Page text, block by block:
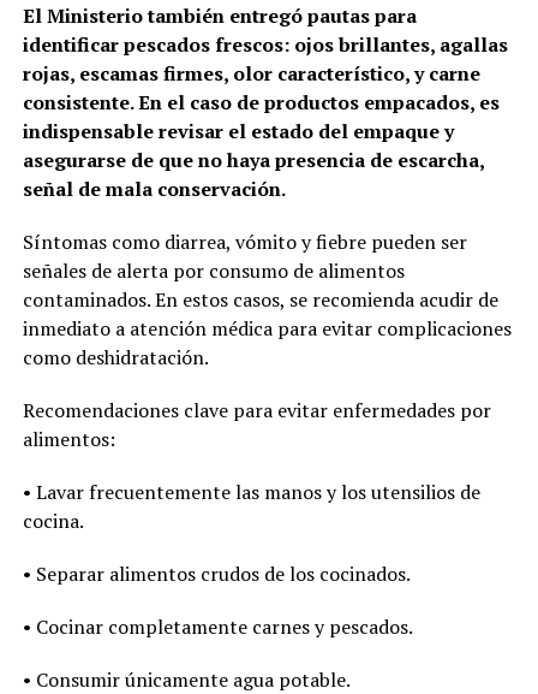
El Ministerio también entregó pautas para
identificar pescados frescos: ojos brillantes, agallas
rojas, escamas firmes, olor característico, y carne
consistente. En el caso de productos empacados, es
indispensable revisar el estado del empaque y
asegurarse de que no haya presencia de escarcha,
señal de mala conservación.
Síntomas como diarrea, vómito y fiebre pueden ser
señales de alerta por consumo de alimentos
contaminados. En estos casos, se recomienda acudir de
inmediato a atención médica para evitar complicaciones
como deshidratación.
Recomendaciones clave para evitar enfermedades por
alimentos:
• Lavar frecuentemente las manos y los utensilios de
cocina.
• Separar alimentos crudos de los cocinados.
• Cocinar completamente carnes y pescados.
• Consumir únicamente agua potable.